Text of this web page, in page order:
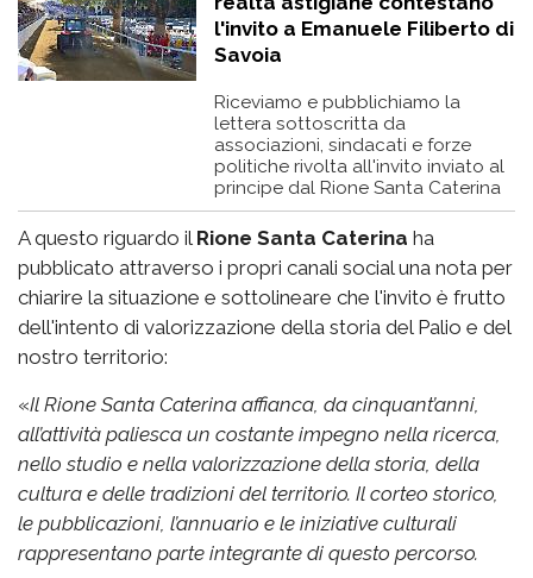
l'invito a Emanuele Filiberto di
Savoia
Riceviamo e pubblichiamo la
lettera sottoscritta da
associazioni, sindacati e forze
politiche rivolta all'invito inviato al
principe dal Rione Santa Caterina
A questo riguardo il Rione Santa Caterina ha
pubblicato attraverso i propri canali social una nota per
chiarire la situazione e sottolineare che l'invito è frutto
dell'intento di valorizzazione della storia del Palio e del
nostro territorio:
«Il Rione Santa Caterina affianca, da cinquant’anni,
all’attività paliesca un costante impegno nella ricerca,
nello studio e nella valorizzazione della storia, della
cultura e delle tradizioni del territorio. Il corteo storico,
le pubblicazioni, l’annuario e le iniziative culturali
rappresentano parte integrante di questo percorso.